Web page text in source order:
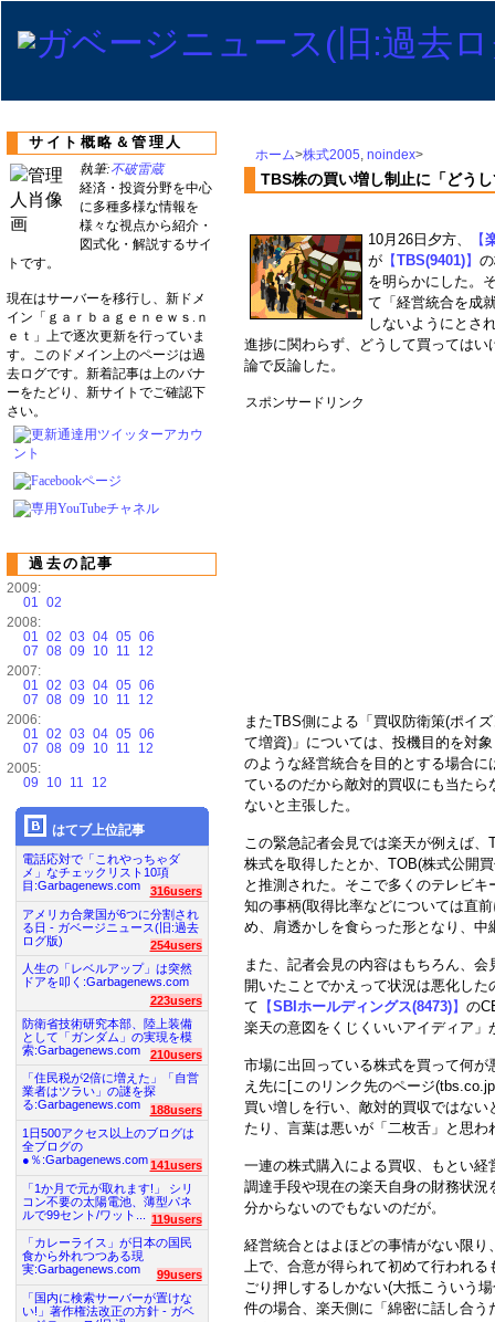
ホーム>株式2005, noindex>
TBS株の買い増し制止に「どう
10月26日夕方、 【
が 【TBS(9401)】
を明らかにした。
て「経営統合を成
しないようにとさ
進捗に関わらず、どうして買っては
論で反論した。
スポンサードリンク
またTBS側による「買収防衛策(ポイ
て増資)」については、投機目的を対
のような経営統合を目的とする場合
ているのだから敵対的買収にも当た
ないと主張した。
この緊急記者会見では楽天が例えば
株式を取得したとか、TOB(株式公開
と推測された。そこで多くのテレビ
知の事柄(取得比率などについては直
め、肩透かしを食らった形となり、
また、記者会見の内容はもちろん、
開いたことでかえって状況は悪化し
て 【SBIホールディングス(8473)】 の
楽天の意図をくじくいいアイディア」
市場に出回っている株式を買って何
え先に[このリンク先のページ
買い増しを行い、敵対的買収ではな
たり、言葉は悪いが「二枚舌」と思
一連の株式購入による買収、もとい
調達手段や現在の楽天自身の財務状
分からないのでもないのだが。
経営統合とはよほどの事情がない限
上で、合意が得られて初めて行われ
ごり押しするしかない(大抵こういう
件の場合、楽天側に「綿密に話し合
サイト概略＆管理人
執筆:不破雷蔵
経済・投資分野を中心
に多種多様な情報を
様々な視点から紹介・
図式化・解説するサイ
トです。
現在はサーバーを移行し、新ドメ
イン「ｇａｒｂａｇｅｎｅｗｓ.ｎ
ｅｔ」上で逐次更新を行っていま
す。このドメイン上のページは過
去ログです。新着記事は上のバナ
ーをたどり、新サイトでご確認下
さい。
過去の記事
2009:
01 02
2008:
01 02 03 04 05 06
07 08 09 10 11
12
2007:
01 02 03 04 05 06
07 08 09 10 11
12
2006:
01 02 03 04 05 06
07 08 09 10 11
12
2005:
09
10 11 12
はてブ上位記事
電話応対で「これやっちゃダ
メ」なチェックリスト10項
目:Garbagenews.com
316users
アメリカ合衆国が6つに分割され
る日 - ガベージニュース(旧:過去
ログ版)
254users
人生の「レベルアップ」は突然
ドアを叩く:Garbagenews.com
223users
防衛省技術研究本部、陸上装備
として「ガンダム」の実現を模
索:Garbagenews.com
210users
「住民税が2倍に増えた」「自営
業者はツラい」の謎を探
る:Garbagenews.com
188users
1日500アクセス以上のブログは
全ブログの
●％:Garbagenews.com 141users
「1か月で元が取れます!」 シリ
コン不要の太陽電池、薄型パネ
ルで99セント/ワット...
119users
「カレーライス」が日本の国民
食から外れつつある現
実:Garbagenews.com
99users
「国内に検索サーバーが置けな
い!」著作権法改正の方針 - ガベ